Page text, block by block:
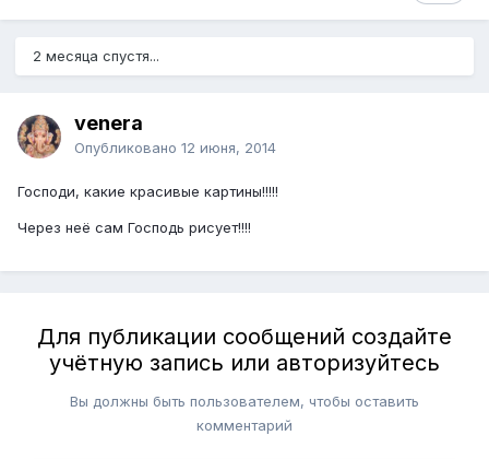
2 месяца спустя...
venera
Опубликовано 12 июня, 2014
Господи, какие красивые картины!!!!!
Через неё сам Господь рисует!!!!
Для публикации сообщений создайте
учётную запись или авторизуйтесь
Вы должны быть пользователем, чтобы оставить
комментарий